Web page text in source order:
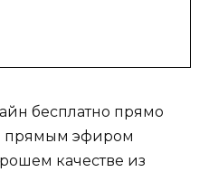
бесплатно прямо
прямым эфиром
качестве из